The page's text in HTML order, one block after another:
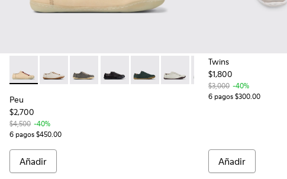
Peu - 20848-214 - Zapatos beiges de piel para mujer
Peu - 20848-269 - Zapatos de piel beige para mujer.
Peu - 20848-268
Peu - 20848-258
Peu - 20848-245
Peu - 20848-244
Peu - 20848-226
Peu - 20848-223
Peu
$2,700
$4,500 -40%
6 pagos $450.00
Añadir
Twins
$1,800
$3,000 -40%
6 pagos $300.00
Añadir